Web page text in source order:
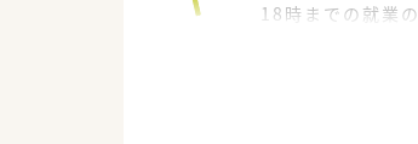
18時までの就業
お車での通勤も
☆面対応ですが